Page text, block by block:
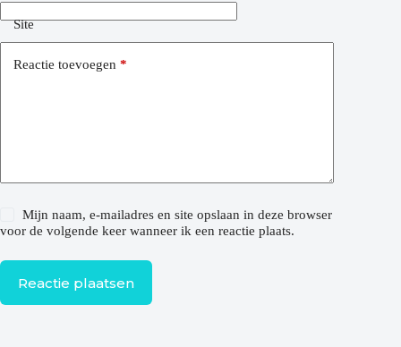
Site
Reactie toevoegen *
Mijn naam, e-mailadres en site opslaan in deze browser
voor de volgende keer wanneer ik een reactie plaats.
Reactie plaatsen